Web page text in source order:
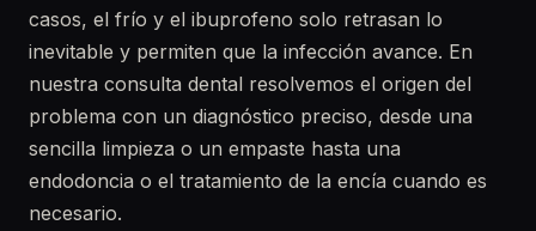
casos, el frío y el ibuprofeno solo retrasan lo
inevitable y permiten que la infección avance. En
nuestra consulta dental resolvemos el origen del
problema con un diagnóstico preciso, desde una
sencilla limpieza o un empaste hasta una
endodoncia o el tratamiento de la encía cuando es
necesario.